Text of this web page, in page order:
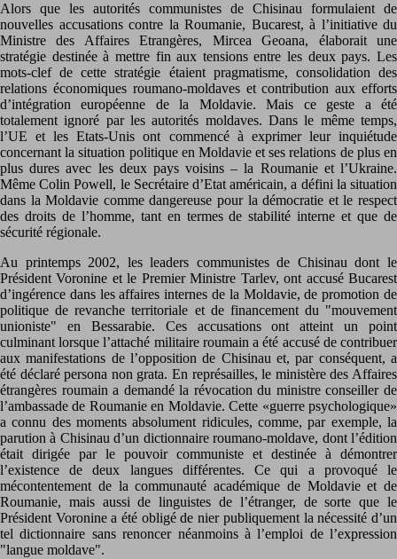
Alors que les autorités communistes de Chisinau formulaient de
nouvelles accusations contre la Roumanie, Bucarest, à l’initiative du
Ministre des Affaires Etrangères, Mircea Geoana, élaborait une
stratégie destinée à mettre fin aux tensions entre les deux pays. Les
mots-clef de cette stratégie étaient pragmatisme, consolidation des
relations économiques roumano-moldaves et contribution aux efforts
d’intégration européenne de la Moldavie. Mais ce geste a été
totalement ignoré par les autorités moldaves. Dans le même temps,
l’UE et les Etats-Unis ont commencé à exprimer leur inquiétude
concernant la situation politique en Moldavie et ses relations de plus en
plus dures avec les deux pays voisins – la Roumanie et l’Ukraine.
Même Colin Powell, le Secrétaire d’Etat américain, a défini la situation
dans la Moldavie comme dangereuse pour la démocratie et le respect
des droits de l’homme, tant en termes de stabilité interne et que de
sécurité régionale.
Au printemps 2002, les leaders communistes de Chisinau dont le
Président Voronine et le Premier Ministre Tarlev, ont accusé Bucarest
d’ingérence dans les affaires internes de la Moldavie, de promotion de
politique de revanche territoriale et de financement du "mouvement
unioniste" en Bessarabie. Ces accusations ont atteint un point
culminant lorsque l’attaché militaire roumain a été accusé de contribuer
aux manifestations de l’opposition de Chisinau et, par conséquent, a
été déclaré persona non grata. En représailles, le ministère des Affaires
étrangères roumain a demandé la révocation du ministre conseiller de
l’ambassade de Roumanie en Moldavie. Cette «guerre psychologique»
a connu des moments absolument ridicules, comme, par exemple, la
parution à Chisinau d’un dictionnaire roumano-moldave, dont l’édition
était dirigée par le pouvoir communiste et destinée à démontrer
l’existence de deux langues différentes. Ce qui a provoqué le
mécontentement de la communauté académique de Moldavie et de
Roumanie, mais aussi de linguistes de l’étranger, de sorte que le
Président Voronine a été obligé de nier publiquement la nécessité d’un
tel dictionnaire sans renoncer néanmoins à l’emploi de l’expression
"langue moldave".